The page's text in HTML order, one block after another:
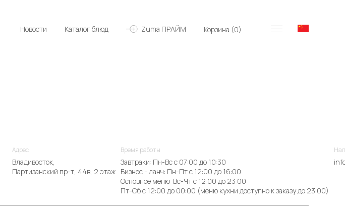
Zuma ПРАЙМ
Каталог блюд
Новости Корзина (0)
Адрес
Владивосток,
Партизанский пр-т, 44в, 2 этаж
Время работы
Завтраки: Пн-Вс с 07:00 до 10:30
Бизнес - ланч: Пн-Пт с 12:00 до 16:00
Основное меню: Вс-Чт с 12:00 до 23:00
Пт-Сб с 12:00 до 00:00 (меню кухни доступно к заказу до 23:00)